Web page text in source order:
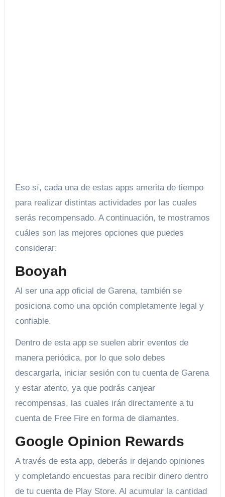
Eso sí, cada una de estas apps amerita de tiempo
para realizar distintas actividades por las cuales
serás recompensado. A continuación, te mostramos
cuáles son las mejores opciones que puedes
considerar:
Booyah
Al ser una app oficial de Garena, también se
posiciona como una opción completamente legal y
confiable.
Dentro de esta app se suelen abrir eventos de
manera periódica, por lo que solo debes
descargarla, iniciar sesión con tu cuenta de Garena
y estar atento, ya que podrás canjear
recompensas, las cuales irán directamente a tu
cuenta de Free Fire en forma de diamantes.
Google Opinion Rewards
A través de esta app, deberás ir dejando opiniones
y completando encuestas para recibir dinero dentro
de tu cuenta de Play Store. Al acumular la cantidad